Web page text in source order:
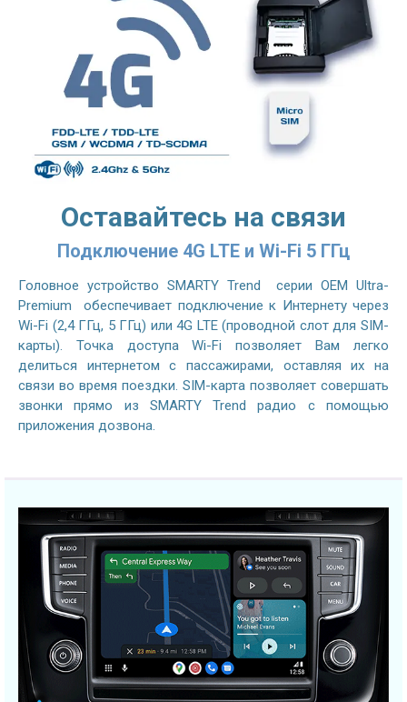
Оставайтесь на связи
Подключение 4G LTE и Wi-Fi 5 ГГц
Головное устройство SMARTY Trend серии OEM Ultra-
Premium обеспечивает подключение к Интернету через
Wi-Fi (2,4 ГГц, 5 ГГц) или 4G LTE (проводной слот для SIM-
карты). Точка доступа Wi-Fi позволяет Вам легко
делиться интернетом с пассажирами, оставляя их на
связи во время поездки. SIM-карта позволяет совершать
звонки прямо из SMARTY Trend радио с помощью
приложения дозвона.